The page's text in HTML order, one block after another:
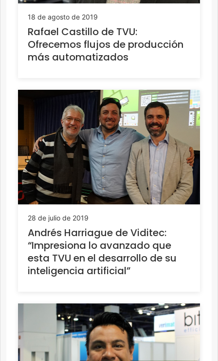
18 de agosto de 2019
Rafael Castillo de TVU:
Ofrecemos flujos de producción
más automatizados
28 de julio de 2019
Andrés Harriague de Viditec:
“Impresiona lo avanzado que
esta TVU en el desarrollo de su
inteligencia artificial”